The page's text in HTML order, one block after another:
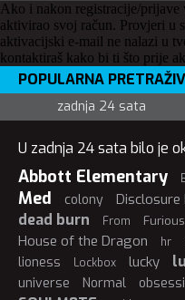
Ako i nakon registracije/
aktivirao svoj račun. Provjeri u
aktivacijski e-mail ne nalazi u
kontaktiraš kako bi ti što prije
POPULARNA
zadnja 24 sata
U zadnja 24 sata bilo je
Abbott Elementary
Med
colony Disclosure
dead burn
From Furious
House of the Dragon hr
lioness Lockbox lucky
universe
Normal